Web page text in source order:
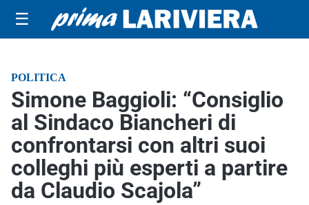
☰
POLITICA
Simone Baggioli: “Consiglio
al Sindaco Biancheri di
confrontarsi con altri suoi
colleghi più esperti a partire
da Claudio Scajola”